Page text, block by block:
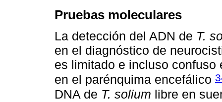
Pruebas moleculares
La detección del ADN de T.
en el diagnóstico de
es limitado e incluso
en el parénquima encefálico
DNA de T. solium libre en